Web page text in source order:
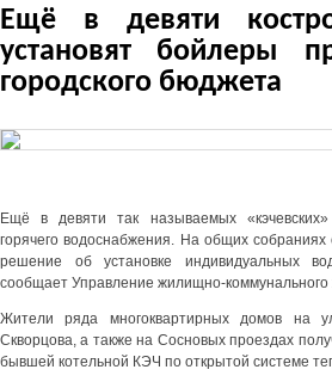
Ещё в девяти
установят бойлеры
городского бюджета
Ещё в девяти так называемых
горячего водоснабжения. На общих
решение об установке индивидуальных
сообщает Управление жилищно-коммунального
Жители ряда многоквартирных домов на
Скворцова, а также на Сосновых проездах
бывшей котельной КЭЧ по открытой системе